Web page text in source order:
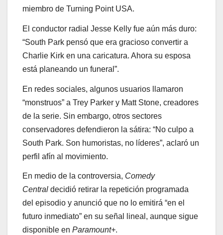
miembro de Turning Point USA.
El conductor radial Jesse Kelly fue aún más duro:
“South Park pensó que era gracioso convertir a
Charlie Kirk en una caricatura. Ahora su esposa
está planeando un funeral”.
En redes sociales, algunos usuarios llamaron
“monstruos” a Trey Parker y Matt Stone, creadores
de la serie. Sin embargo, otros sectores
conservadores defendieron la sátira: “No culpo a
South Park. Son humoristas, no líderes”, aclaró un
perfil afín al movimiento.
En medio de la controversia, Comedy
Central decidió retirar la repetición programada
del episodio y anunció que no lo emitirá “en el
futuro inmediato” en su señal lineal, aunque sigue
disponible en Paramount+.